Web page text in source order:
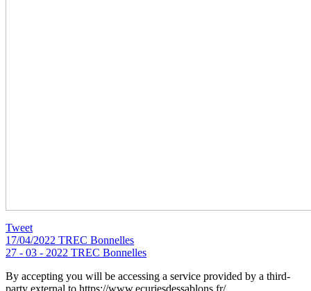
Tweet
17/04/2022 TREC Bonnelles
27 - 03 - 2022 TREC Bonnelles
By accepting you will be accessing a service provided by a third-
party external to https://www.ecuriesdessablons.fr/